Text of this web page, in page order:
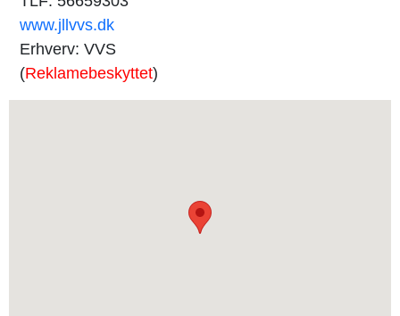
www.jllvvs.dk
Erhverv: VVS
(Reklamebeskyttet)